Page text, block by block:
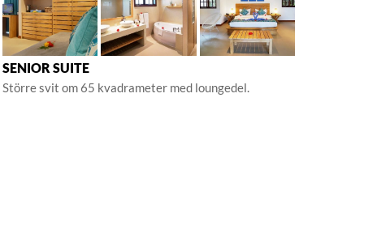
SENIOR SUITE
Större svit om 65 kvadrameter med loungedel.